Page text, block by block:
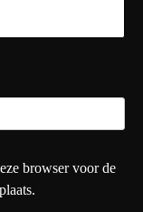
browser voor de